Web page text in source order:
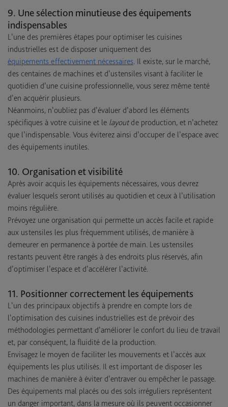
9. Une sélection minutieuse des équipements
indispensables
L’une des premières étapes pour optimiser les cuisines
industrielles est de disposer uniquement des
équipements effectivement nécessaires. Il existe, sur le marché,
des centaines de machines et d’ustensiles visant à faciliter le
quotidien d’une cuisine professionnelle, vous serez même tenté
d’en acquérir plusieurs.
Néanmoins, n’oubliez pas d’évaluer d’abord les éléments
spécifiques à votre cuisine et le layoutde production, et n’achetez
que l’indispensable. Vous éviterez ainsi d’occuper de l’espace avec
des équipements inutiles.
10. Organisation et visibilité
Après avoir acquis les équipements nécessaires, vous devrez
évaluer lesquels seront utilisés au quotidien et ceux à l’utilisation
moins régulière.
Prévoyez une organisation qui permette un accès facile et rapide
aux ustensiles les plus fréquemment utilisés, de manière à
demeurer en permanence à portée de main. Les ustensiles
restants peuvent être rangés à des endroits plus réservés, afin
d’optimiser l’espace et d’accélérer l’activité.
11. Positionner correctement les équipements
L’un des principaux objectifs à prendre en compte lors de
l’optimisation des cuisines industrielles est de prévoir des
méthodologies permettant d’améliorer le confort du lieu de travail
et, par conséquent, la fluidité de la production.
Envisagez le moyen de faciliter les mouvements et l’accès aux
équipements les plus utilisés. Il est important de disposer les
machines de manière à éviter d’entraver ou empêcher le passage.
Des équipements mal placés ou des sols irréguliers représentent
un danger important, dans la mesure où ils peuvent occasionner